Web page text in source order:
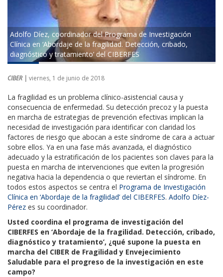
Adolfo Díez, coordinador del Programa de Investigación
Clínica en ‘Abordaje de la fragilidad. Detección, cribado,
diagnóstico y tratamiento’ del CIBERFES
CIBER | viernes, 1 de junio de 2018
La fragilidad es un problema clínico-asistencial causa y
consecuencia de enfermedad. Su detección precoz y la puesta
en marcha de estrategias de prevención efectivas implican la
necesidad de investigación para identificar con claridad los
factores de riesgo que abocan a este síndrome de cara a actuar
sobre ellos. Ya en una fase más avanzada, el diagnóstico
adecuado y la estratificación de los pacientes son claves para la
puesta en marcha de intervenciones que eviten la progresión
negativa hacia la dependencia o que reviertan el síndrome. En
todos estos aspectos se centra el Programa de Investigación
Clínica en ‘Abordaje de la fragilidad’ del CIBERFES. Adolfo Díez-
Pérez es su coordinador.
Usted coordina el programa de investigación del
CIBERFES en ‘Abordaje de la fragilidad. Detección, cribado,
diagnóstico y tratamiento’, ¿qué supone la puesta en
marcha del CIBER de Fragilidad y Envejecimiento
Saludable para el progreso de la investigación en este
campo?